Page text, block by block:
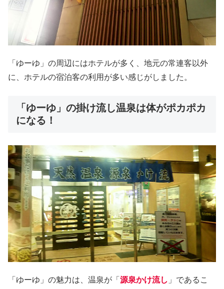
「ゆーゆ」の周辺にはホテルが多く、地元の常連客以外
に、ホテルの宿泊客の利用が多い感じがしました。
「ゆーゆ」の掛け流し温泉は体がポカポカ
になる！
「ゆーゆ」の魅力は、温泉が「 源泉かけ流し 」であるこ